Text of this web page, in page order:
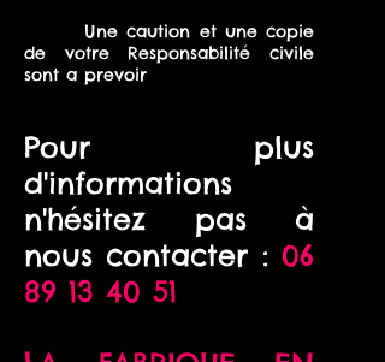
Une caution et une copie
de votre Responsabilité civile
sont a prevoir
Pour plus
d'informations
n'hésitez pas à
nous contacter : 06
89 13 40 51